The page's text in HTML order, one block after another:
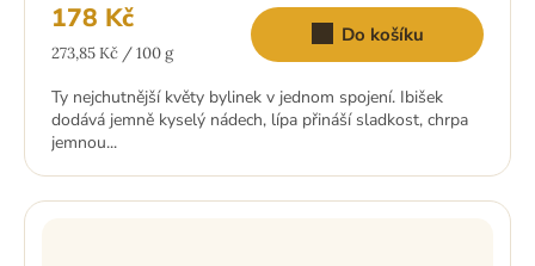
5,0
5
178 Kč
Měrná
273,85 Kč / 100 g
Do košíku
Ty nejchutnější květy bylinek v jednom spojení. Ibišek
dodává jemně kyselý nádech, lípa přináší sladkost, chrpa
jemnou...